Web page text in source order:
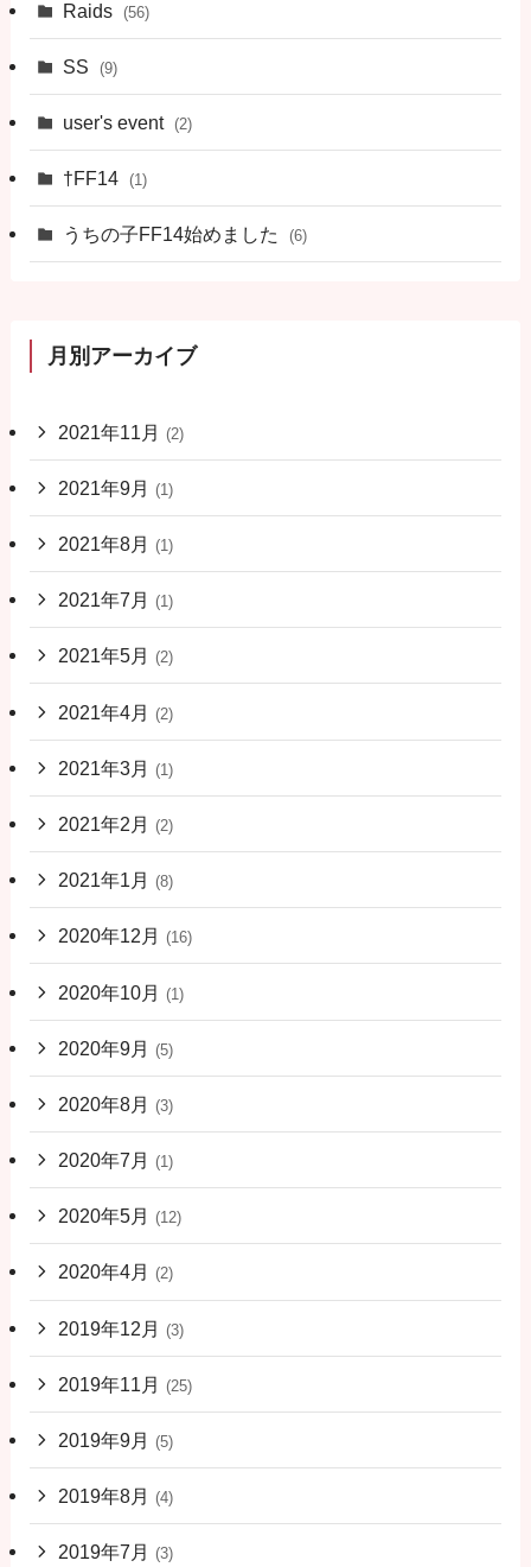
Raids (56)
SS (9)
user's event (2)
†FF14 (1)
うちの子FF14始めました (6)
月別アーカイブ
2021年11月 (2)
2021年9月 (1)
2021年8月 (1)
2021年7月 (1)
2021年5月 (2)
2021年4月 (2)
2021年3月 (1)
2021年2月 (2)
2021年1月 (8)
2020年12月 (16)
2020年10月 (1)
2020年9月 (5)
2020年8月 (3)
2020年7月 (1)
2020年5月 (12)
2020年4月 (2)
2019年12月 (3)
2019年11月 (25)
2019年9月 (5)
2019年8月 (4)
2019年7月 (3)